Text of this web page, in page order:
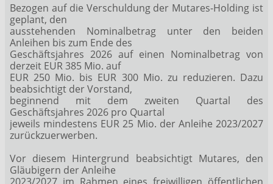
Bezogen auf die Verschuldung der Mutares-Holding ist
geplant, den
ausstehenden Nominalbetrag unter den beiden
Anleihen bis zum Ende des
Geschäftsjahres 2026 auf einen Nominalbetrag von
derzeit EUR 385 Mio. auf
EUR 250 Mio. bis EUR 300 Mio. zu reduzieren. Dazu
beabsichtigt der Vorstand,
beginnend mit dem zweiten Quartal des
Geschäftsjahres 2026 pro Quartal
jeweils mindestens EUR 25 Mio. der Anleihe 2023/2027
zurückzuerwerben.
Vor diesem Hintergrund beabsichtigt Mutares, den
Gläubigern der Anleihe